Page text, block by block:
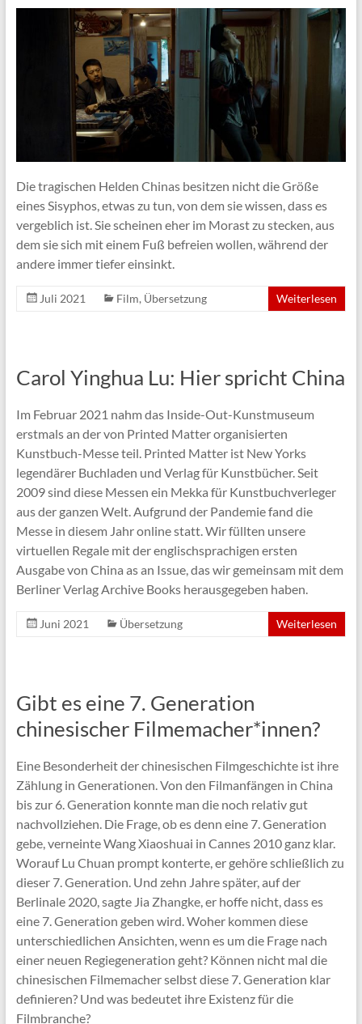
Die tragischen Helden Chinas besitzen nicht die Größe
eines Sisyphos, etwas zu tun, von dem sie wissen, dass es
vergeblich ist. Sie scheinen eher im Morast zu stecken, aus
dem sie sich mit einem Fuß befreien wollen, während der
andere immer tiefer einsinkt.
Juli 2021 Film, Übersetzung Weiterlesen
Carol Yinghua Lu: Hier spricht China
​Im Februar 2021 nahm das Inside-Out-Kunstmuseum
erstmals an der von Printed Matter organisierten
Kunstbuch-Messe teil. Printed Matter ist New Yorks
legendärer Buchladen und Verlag für Kunstbücher. Seit
2009 sind diese Messen ein Mekka für Kunstbuchverleger
aus der ganzen Welt. Aufgrund der Pandemie fand die
Messe in diesem Jahr online statt. Wir füllten unsere
virtuellen Regale mit der englischsprachigen ersten
Ausgabe von China as an Issue, das wir gemeinsam mit dem
Berliner Verlag Archive Books herausgegeben haben.
Juni 2021 Übersetzung Weiterlesen
Gibt es eine 7. Generation
chinesischer Filmemacher*innen?
Eine Besonderheit der chinesischen Filmgeschichte ist ihre
Zählung in Generationen. Von den Filmanfängen in China
bis zur 6. Generation konnte man die noch relativ gut
nachvollziehen. Die Frage, ob es denn eine 7. Generation
gebe, verneinte Wang Xiaoshuai in Cannes 2010 ganz klar.
Worauf Lu Chuan prompt konterte, er gehöre schließlich zu
dieser 7. Generation. Und zehn Jahre später, auf der
Berlinale 2020, sagte Jia Zhangke, er hoffe nicht, dass es
eine 7. Generation geben wird. Woher kommen diese
unterschiedlichen Ansichten, wenn es um die Frage nach
einer neuen Regiegeneration geht? Können nicht mal die
chinesischen Filmemacher selbst diese 7. Generation klar
definieren? Und was bedeutet ihre Existenz für die
Filmbranche?